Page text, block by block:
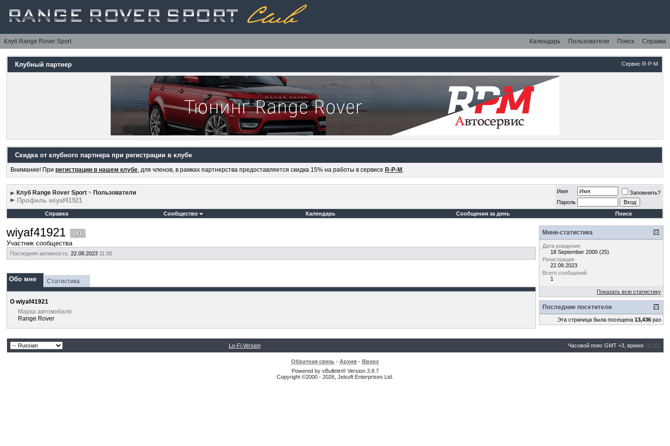
Клуб Range Rover Sport Календарь Пользователи Поиск Справка
Сервис R-P-M
Клубный партнер
Скидка от клубного партнера при регистрации в клубе
Внимание! Прирегистрации в нашем клубе, для членов, в рамках партнерства предоставляется скидка 15% на работы в сервисе R-P-M .
Клуб Range Rover Sport > Пользователи
Профиль wiyaf41921
Имя
Запомнить?
Пароль
Справка
Сообщество Календарь Сообщения за день Поиск
wiyaf41921
Участник сообщества
Последняя активность: 22.08.2023 11:00
Обо мне Статистика
О wiyaf41921
Марка автомобиля
Range Rover
Мини-статистика
Дата рождения
18 September 2000 (25)
Регистрация
22.08.2023
Всего сообщений
1
Показать всю статистику
Последние посетители
Эта страница была посещена 13,436раз
Lo-Fi Version Часовой пояс GMT +3, время: 02:11
Обратная связь - Архив - Вверх
Powered by vBulletin® Version 3.8.7
Copyright ©2000 - 2026, Jelsoft Enterprises Ltd.